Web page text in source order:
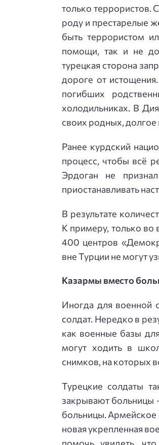
только террористов.
роду и престарелые
быть террористом
помощи, так и не
турецкая сторона
дороге от
погибших
холодильниках. В
своих родных,
Ранее курдский
процесс, чтобы всё
Эрдоган не
приостанавливать
В результате
К примеру, только
400 центров
вне Турции не могут
Казармы вместо
Иногда для военной
солдат. Нередко в
как военные базы
могут ходить в
снимков, на которых
Турецкие солдаты
закрывают больницы
больницы. Армейское
новая укрепленная